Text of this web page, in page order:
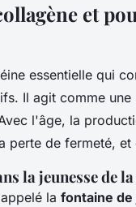
et
essentielle qui
Il agit comme une
l'âge, la
perte de fermeté, et
la jeunesse de
la fontaine